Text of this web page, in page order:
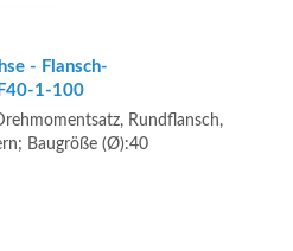
- Flansch-
1-100
Rundflansch,
Baugröße (Ø):40